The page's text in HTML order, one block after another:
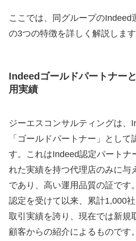
ここでは、同グループのIndeed
の3つの特徴を詳しく解説します
Indeedゴールドパートナー
用実績
ジーエスコンサルティングは、
「ゴールドパートナー」として
す。これはIndeed認定パートナ
れた実績を持つ代理店のみに与
であり、高い運用品質の証です
認定を受けて以来、累計1,000
取引実績を誇り、現在では新規
顧客からの紹介によるものです